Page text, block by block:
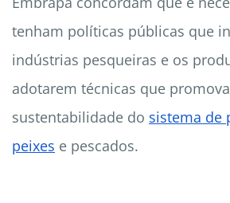
tenham políticas públicas que
indústrias pesqueiras e os
adotarem técnicas que
sustentabilidade do sistema de
peixes e pescados.